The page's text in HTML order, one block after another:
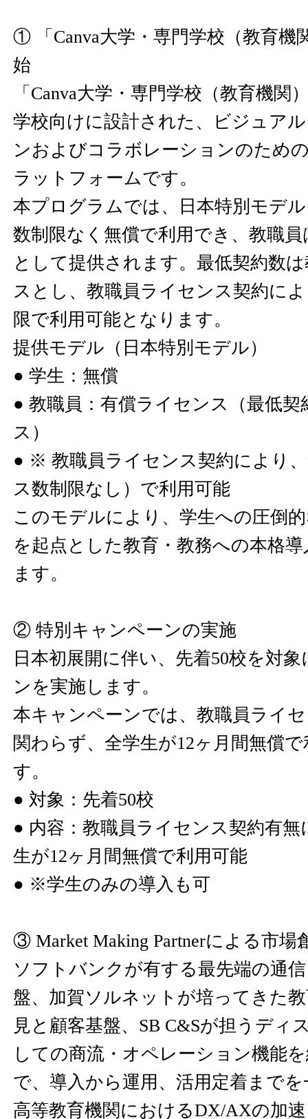
① 「Canva大学・専門学校（教育機
始
「Canva大学・専門学校（教育機関
学校向けに設計された、ビジュア
ンおよびコラボレーションのため
ラットフォームです。
本プログラムでは、日本特別モデ
数制限なく無償で利用でき、教職
として提供されます。最低契約数
スとし、教職員ライセンス契約に
限で利用可能となります。
提供モデル（日本特別モデル）
● 学生：無償
● 教職員：有償ライセンス（最低契
ス）
● ※ 教職員ライセンス契約により
ス数制限なし）で利用可能
このモデルにより、学生への圧倒
を起点とした教育・教務への本格
ます。
② 特別キャンペーンの実施
日本初展開に伴い、先着50校を対
ンを実施します。
本キャンペーンでは、教職員ライ
関わらず、全学生が12ヶ月間無償
す。
● 対象：先着50校
● 内容：教職員ライセンス契約有
生が12ヶ月間無償で利用可能
● ※学生のみの導入も可
③ Market Making Partnerによる市場
ソフトバンクが有する最先端の通
盤、加賀ソルネットが培ってきた
見と顧客基盤、SB C&Sが担うディ
しての商流・オペレーション機能
で、導入から運用、活用定着まで
高等教育機関におけるDX/AXの加